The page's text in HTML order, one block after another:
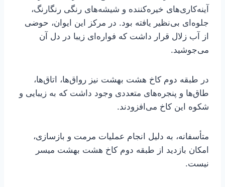
آینه‌کاری‌های خیره‌کننده و شیشه‌های رنگی رنگارنگ،
جلوه‌ای بی‌نظیر یافته بود. در مرکز این ایوان، حوضی
از آب زلال قرار داشت که فواره‌ای زیبا در دل آن
می‌جوشید.
در طبقه دوم کاخ هشت بهشت نیز رواق‌ها، اتاق‌ها،
طاق‌ها و پنجره‌های متعددی وجود داشت که به زیبایی و
شکوه این کاخ می‌افزودند.
متأسفانه، به دلیل انجام عملیات مرمت و بازسازی،
امکان بازدید از طبقه دوم کاخ هشت بهشت میسر
نیست.